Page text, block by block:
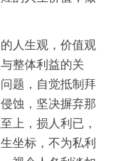
人生观，价值观
整体利益的关
题，自觉抵制拜
蚀，坚决摒弃那
上，损人利已，
坐标，不为私利